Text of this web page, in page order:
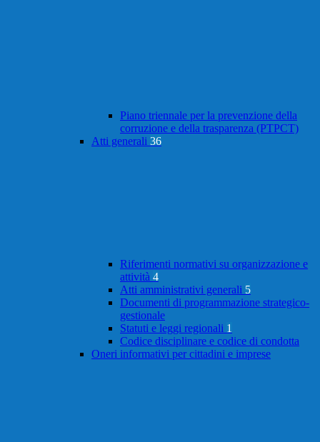
Piano triennale per la prevenzione della
corruzione e della trasparenza (PTPCT)
Atti generali 36
Riferimenti normativi su organizzazione e
attività 4
Atti amministrativi generali 5
Documenti di programmazione strategico-
gestionale
Statuti e leggi regionali 1
Codice disciplinare e codice di condotta
Oneri informativi per cittadini e imprese